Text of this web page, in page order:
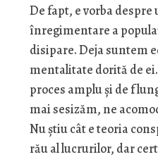
De fapt, e vorba despre
înregimentare a
disipare. Deja suntem
mentalitate dorită de
proces amplu și de f
mai sesizăm, ne
Nu știu cât e teoria
rău al lucrurilor, dar